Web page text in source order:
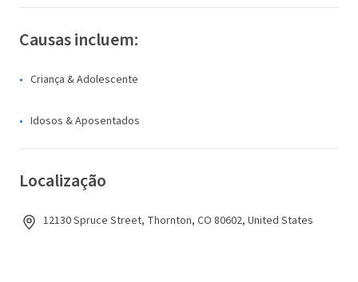
Causas incluem:
Criança & Adolescente
Idosos & Aposentados
Localização
12130 Spruce Street, Thornton, CO 80602, United States